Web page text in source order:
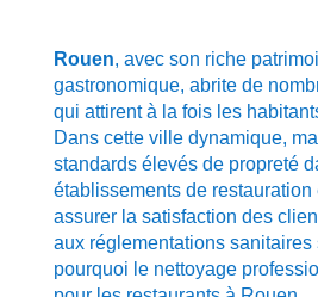
Rouen, avec son riche
gastronomique, abrite de
qui attirent à la fois les
Dans cette ville dynamique,
standards élevés de propreté
établissements de
assurer la satisfaction des
aux réglementations sanitaires
pourquoi le nettoyage